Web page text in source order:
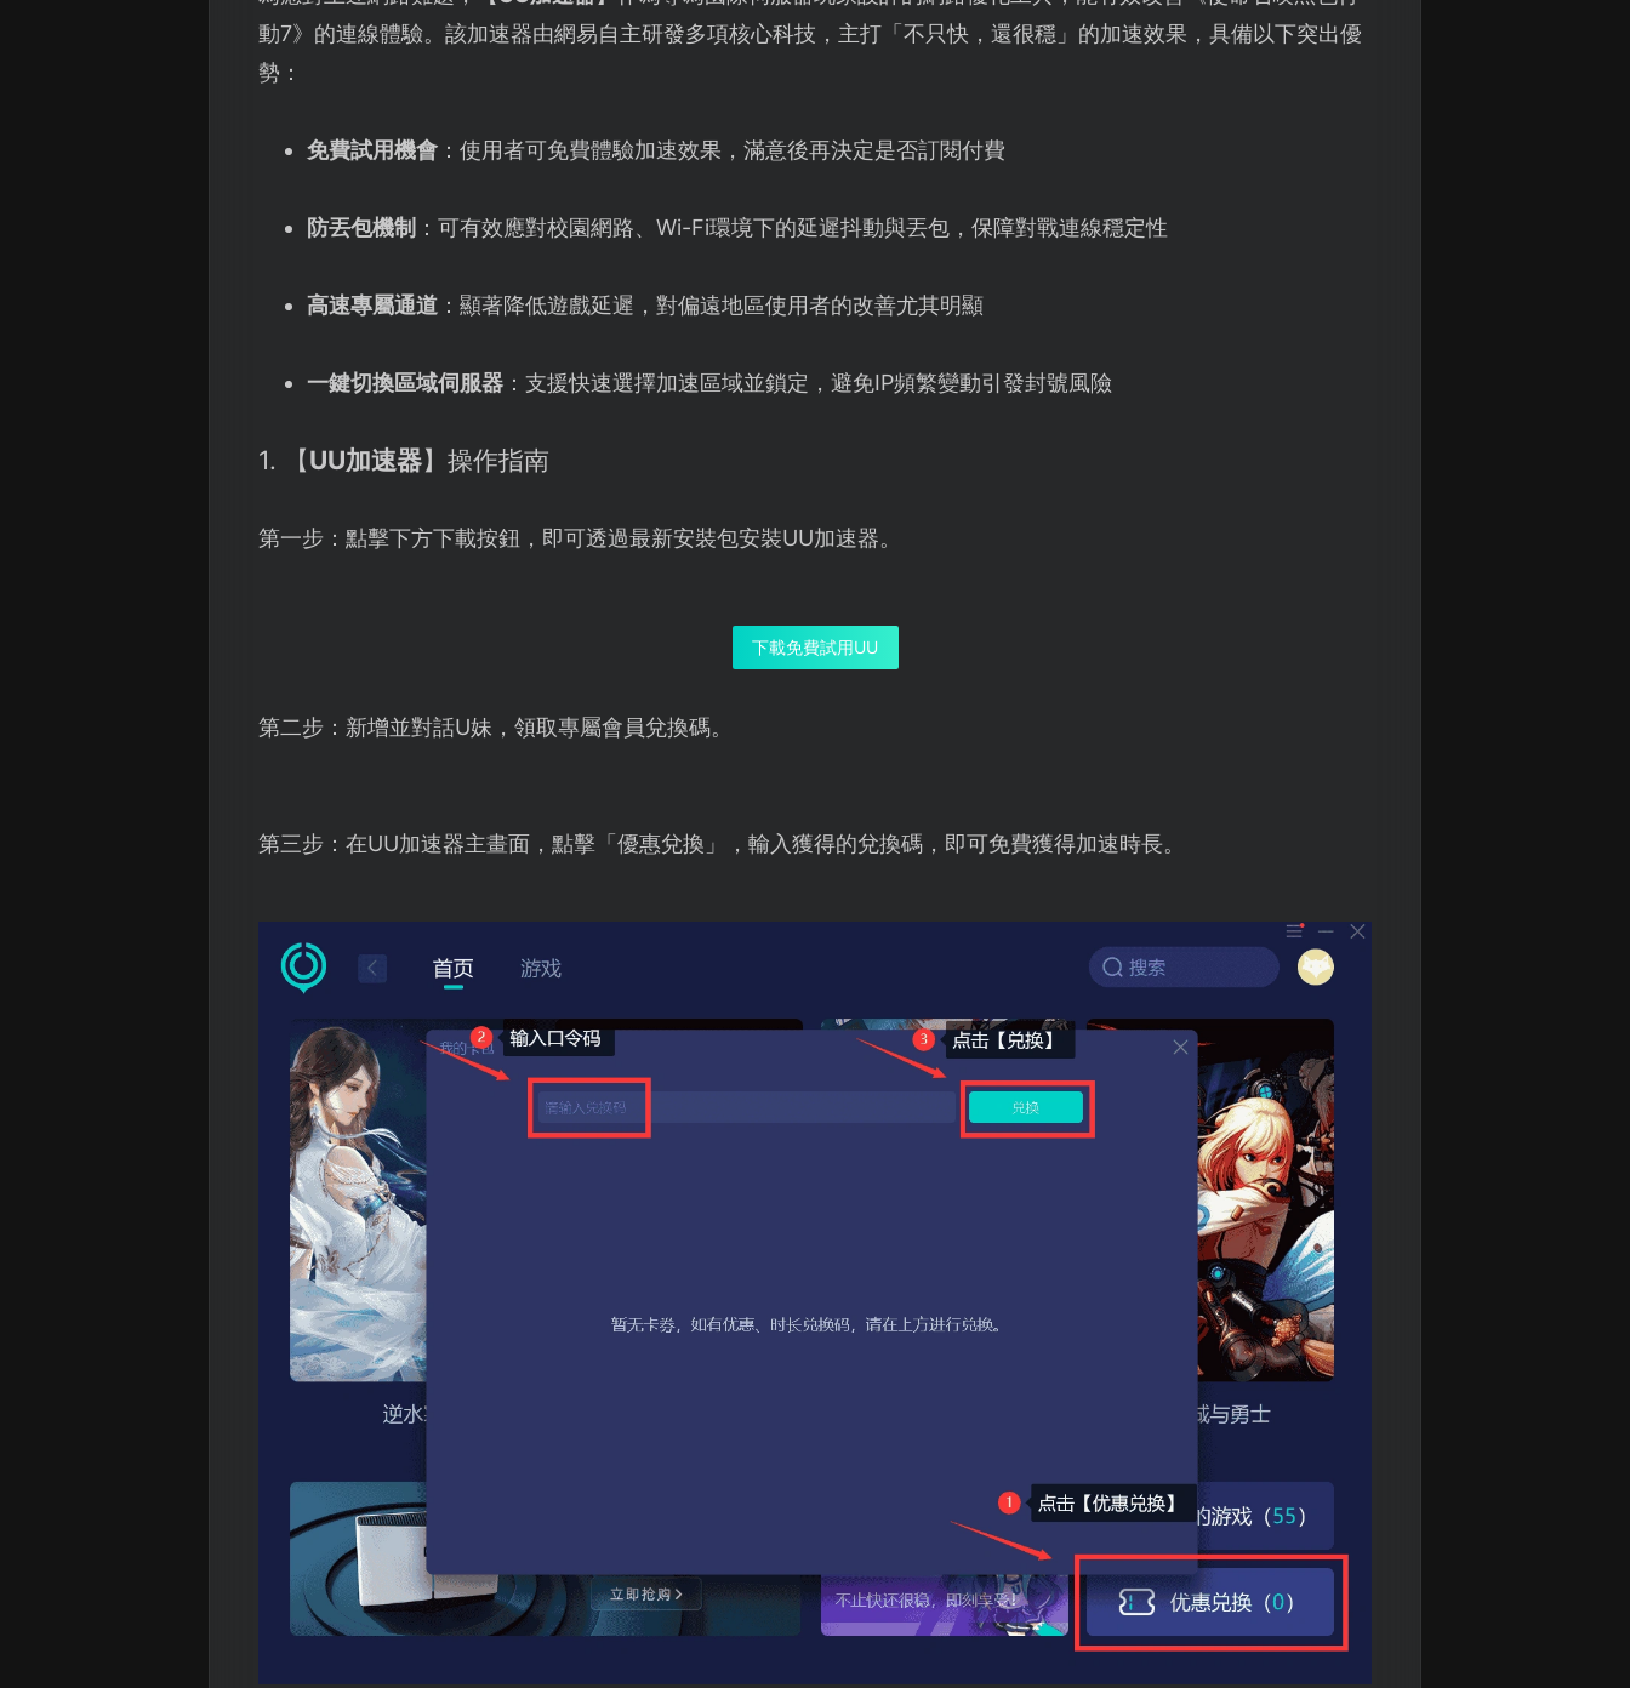
動7》的連線體驗。該加速器由網易自主研發多項核心科技，主打「不只快，還很穩」的加速效果，具備以下突出優
勢：
免費試用機會：使用者可免費體驗加速效果，滿意後再決定是否訂閱付費
防丟包機制 ：可有效應對校園網路、Wi-Fi環境下的延遲抖動與丟包，保障對戰連線穩定性
高速專屬通道：顯著降低遊戲延遲，對偏遠地區使用者的改善尤其明顯
一鍵切換區域伺服器：支援快速選擇加速區域並鎖定，避免IP頻繁變動引發封號風險
1. 【UU加速器】操作指南
第一步：點擊下方下載按鈕，即可透過最新安裝包安裝UU加速器。
下載免費試用UU
第二步：新增並對話U妹，領取專屬會員兌換碼。
第三步：在UU加速器主畫面，點擊「優惠兌換」，輸入獲得的兌換碼，即可免費獲得加速時長。